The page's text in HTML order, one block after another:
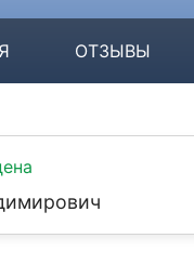
ОТЗЫВЫ